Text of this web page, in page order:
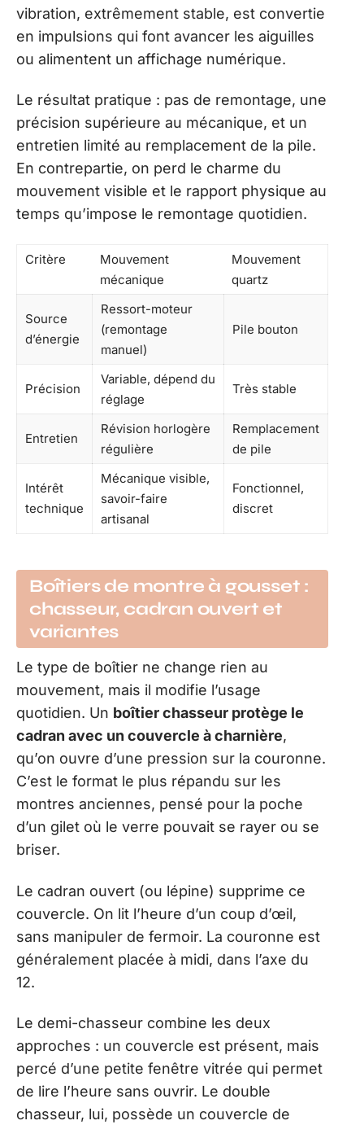
vibration, extrêmement stable, est convertie
en impulsions qui font avancer les aiguilles
ou alimentent un affichage numérique.
Le résultat pratique : pas de remontage, une
précision supérieure au mécanique, et un
entretien limité au remplacement de la pile.
En contrepartie, on perd le charme du
mouvement visible et le rapport physique au
temps qu’impose le remontage quotidien.
Critère
Mouvement
mécanique
Mouvement
quartz
Source
d’énergie
Ressort-moteur
(remontage
manuel)
Pile bouton
Précision
Variable, dépend du
réglage
Très stable
Entretien
Révision horlogère
régulière
Remplacement
de pile
Intérêt
technique
Mécanique visible,
savoir-faire
artisanal
Fonctionnel,
discret
Boîtiers de montre à gousset :
chasseur, cadran ouvert et
variantes
Le type de boîtier ne change rien au
mouvement, mais il modifie l’usage
quotidien. Un boîtier chasseur protège le
cadran avec un couvercle à charnière,
qu’on ouvre d’une pression sur la couronne.
C’est le format le plus répandu sur les
montres anciennes, pensé pour la poche
d’un gilet où le verre pouvait se rayer ou se
briser.
Le cadran ouvert (ou lépine) supprime ce
couvercle. On lit l’heure d’un coup d’œil,
sans manipuler de fermoir. La couronne est
généralement placée à midi, dans l’axe du
12.
Le demi-chasseur combine les deux
approches : un couvercle est présent, mais
percé d’une petite fenêtre vitrée qui permet
de lire l’heure sans ouvrir. Le double
chasseur, lui, possède un couvercle de